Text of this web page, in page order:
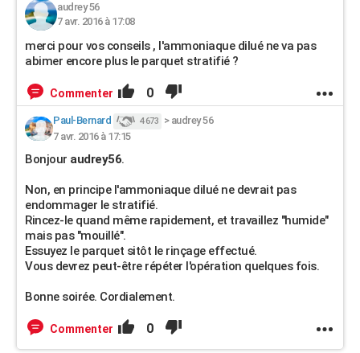
audrey 56
7 avr. 2016 à 17:08
merci pour vos conseils , l'ammoniaque dilué ne va pas
abimer encore plus le parquet stratifié ?
Commenter 0
Paul-Bernard 4 673 > audrey 56
7 avr. 2016 à 17:15
Bonjour audrey56.
Non, en principe l'ammoniaque dilué ne devrait pas
endommager le stratifié.
Rincez-le quand même rapidement, et travaillez "humide"
mais pas "mouillé".
Essuyez le parquet sitôt le rinçage effectué.
Vous devrez peut-être répéter l'opération quelques fois.
Bonne soirée. Cordialement.
Commenter 0